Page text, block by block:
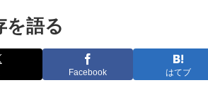
を語る
Facebook はてブ